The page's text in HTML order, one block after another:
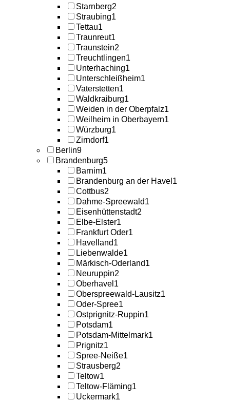
Starnberg2
Straubing1
Tettau1
Traunreut1
Traunstein2
Treuchtlingen1
Unterhaching1
Unterschleißheim1
Vaterstetten1
Waldkraiburg1
Weiden in der Oberpfalz1
Weilheim in Oberbayern1
Würzburg1
Zirndorf1
Berlin9
Brandenburg5
Barnim1
Brandenburg an der Havel 1
Cottbus2
Dahme-Spreewald1
Eisenhüttenstadt2
Elbe-Elster1
Frankfurt Oder1
Havelland1
Liebenwalde1
Märkisch-Oderland1
Neuruppin2
Oberhavel 1
Oberspreewald-Lausitz1
Oder-Spree1
Ostprignitz-Ruppin1
Potsdam1
Potsdam-Mittelmark1
Prignitz1
Spree-Neiße1
Strausberg2
Teltow1
Teltow-Fläming1
Uckermark1